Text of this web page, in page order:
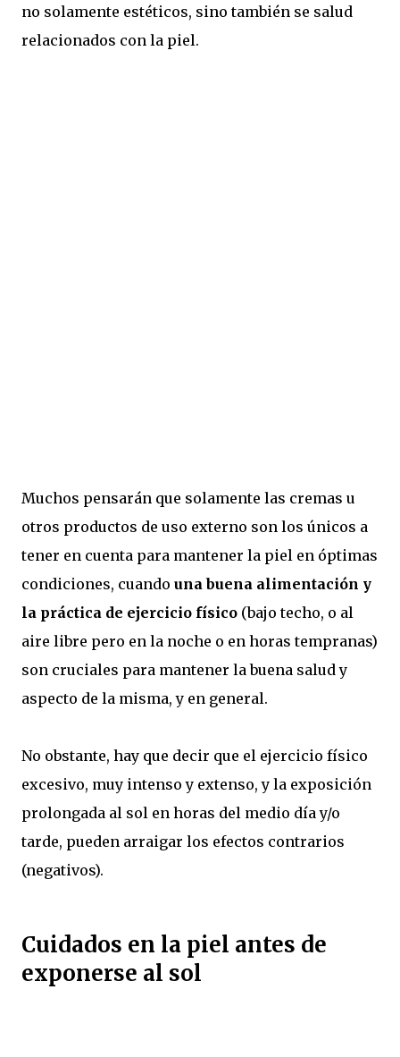
no solamente estéticos, sino también se salud
relacionados con la piel.
Muchos pensarán que solamente las cremas u
otros productos de uso externo son los únicos a
tener en cuenta para mantener la piel en óptimas
condiciones, cuando una buena alimentación y
la práctica de ejercicio físico (bajo techo, o al
aire libre pero en la noche o en horas tempranas)
son cruciales para mantener la buena salud y
aspecto de la misma, y en general.
No obstante, hay que decir que el ejercicio físico
excesivo, muy intenso y extenso, y la exposición
prolongada al sol en horas del medio día y/o
tarde, pueden arraigar los efectos contrarios
(negativos).
Cuidados en la piel antes de
exponerse al sol